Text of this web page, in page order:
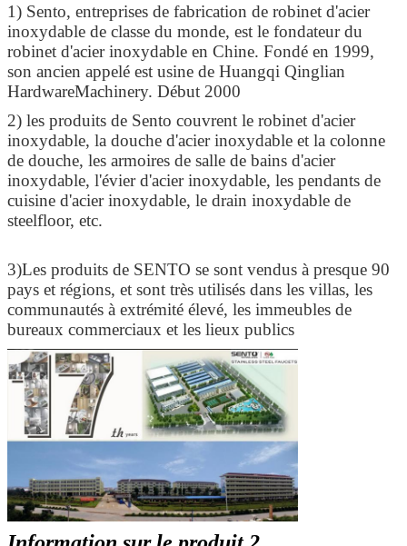
1) Sento, entreprises de fabrication de robinet d'acier
inoxydable de classe du monde, est le fondateur du
robinet d'acier inoxydable en Chine. Fondé en 1999,
son ancien appelé est usine de Huangqi Qinglian
HardwareMachinery. Début 2000
2) les produits de Sento couvrent le robinet d'acier
inoxydable, la douche d'acier inoxydable et la colonne
de douche, les armoires de salle de bains d'acier
inoxydable, l'évier d'acier inoxydable, les pendants de
cuisine d'acier inoxydable, le drain inoxydable de
steelfloor, etc.
3)Les produits de SENTO se sont vendus à presque 90
pays et régions, et sont très utilisés dans les villas, les
communautés à extrémité élevé, les immeubles de
bureaux commerciaux et les lieux publics